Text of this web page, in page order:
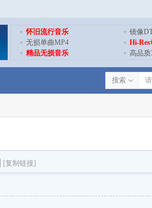
怀旧流行音乐
镜像
无损单曲MP4
Hi-
精品无损音乐
高品质
搜索
[复制链接]